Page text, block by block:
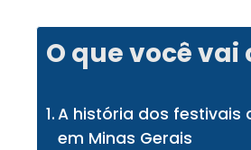
O que você
A história dos festivais
em Minas Gerais